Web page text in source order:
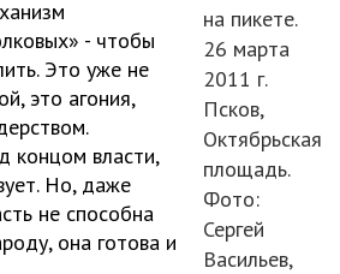
на пикете.
26 марта
2011 г.
Псков,
Октябрьская
площадь.
Фото:
Сергей
Васильев,
- чтобы
Это уже не
это агония,
концом власти,
Но, даже
не способна
она готова и